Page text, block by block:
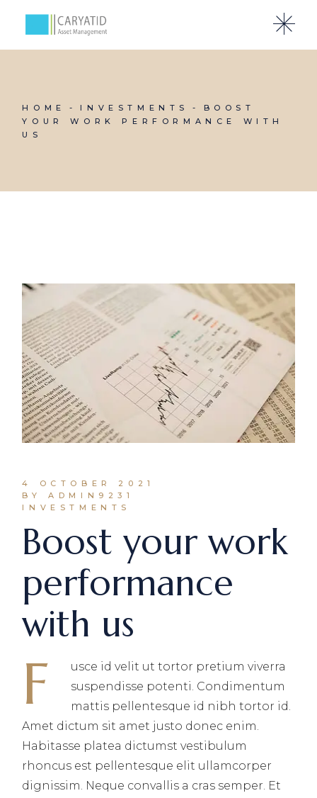
HOME INVESTMENTS
BOOST
YOUR WORK PERFORMANCE WITH
US
4 OCTOBER 2021
BY ADMIN9231
INVESTMENTS
Boost your work
performance
with us
F
usce id velit ut tortor pretium viverra
suspendisse potenti. Condimentum
mattis pellentesque id nibh tortor id.
Amet dictum sit amet justo donec enim.
Habitasse platea dictumst vestibulum
rhoncus est pellentesque elit ullamcorper
dignissim. Neque convallis a cras semper. Et